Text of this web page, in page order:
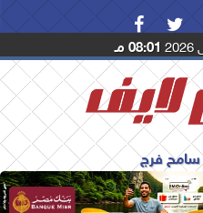
 
08:01 مـ
سامح فرج